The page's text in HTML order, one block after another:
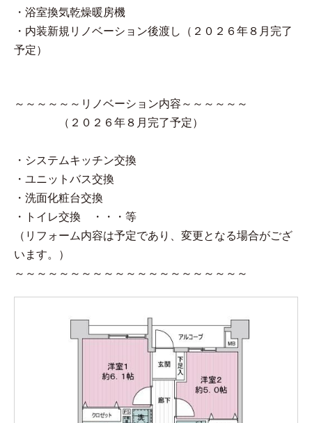
・浴室換気乾燥暖房機
・内装新規リノベーション後渡し（２０２６年８月完了
予定）
～～～～～～リノベーション内容～～～～～～
（２０２６年８月完了予定）
・システムキッチン交換
・ユニットバス交換
・洗面化粧台交換
・トイレ交換 ・・・等
（リフォーム内容は予定であり、変更となる場合がござ
います。）
～～～～～～～～～～～～～～～～～～～～～